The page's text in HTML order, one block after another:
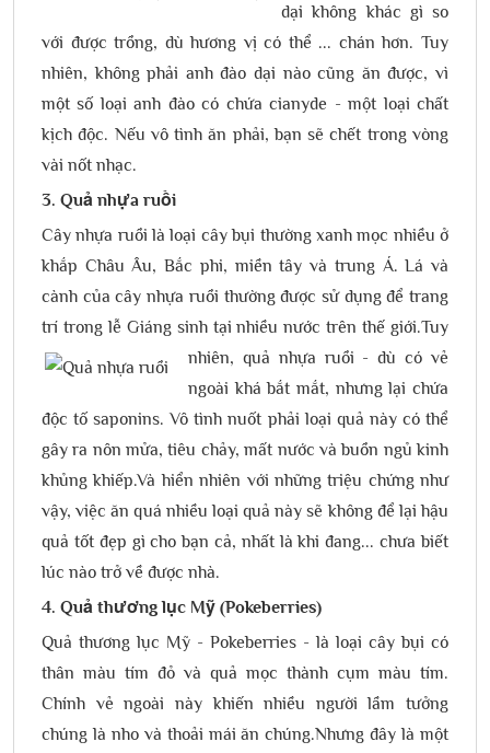
dại không khác gì so
với được trồng, dù hương vị có thể ... chán hơn. Tuy
nhiên, không phải anh đào dại nào cũng ăn được, vì
một số loại anh đào có chứa cianyde - một loại chất
kịch độc. Nếu vô tình ăn phải, bạn sẽ chết trong vòng
vài nốt nhạc.
3. Quả nhựa ruồi
Cây nhựa ruồi là loại cây bụi thường xanh mọc nhiều ở
khắp Châu Âu, Bắc phi, miền tây và trung Á. Lá và
cành của cây nhựa ruồi thường được sử dụng để trang
trí trong lễ Giáng sinh tại nhiều nước trên thế giới.Tuy
nhiên, quả nhựa ruồi - dù có vẻ
ngoài khá bắt mắt, nhưng lại chứa
độc tố saponins. Vô tình nuốt phải loại quả này có thể
gây ra nôn mửa, tiêu chảy, mất nước và buồn ngủ kinh
khủng khiếp.Và hiển nhiên với những triệu chứng như
vậy, việc ăn quá nhiều loại quả này sẽ không để lại hậu
quả tốt đẹp gì cho bạn cả, nhất là khi đang... chưa biết
lúc nào trở về được nhà.
4. Quả thương lục Mỹ (Pokeberries)
Quả thương lục Mỹ - Pokeberries - là loại cây bụi có
thân màu tím đỏ và quả mọc thành cụm màu tím.
Chính vẻ ngoài này khiến nhiều người lầm tưởng
chúng là nho và thoải mái ăn chúng.Nhưng đây là một